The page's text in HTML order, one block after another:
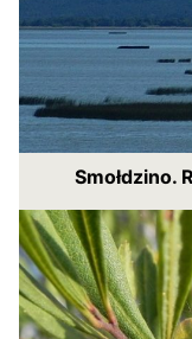
Smołdzino.